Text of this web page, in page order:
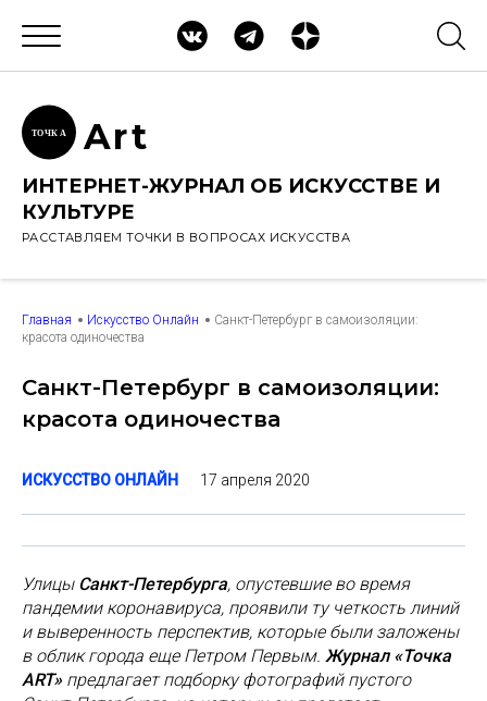
ТОЧК А Art
ИНТЕРНЕТ-ЖУРНАЛ ОБ ИСКУССТВЕ И
КУЛЬТУРЕ
РАССТАВЛЯЕМ ТОЧКИ В ВОПРОСАХ ИСКУССТВА
Главная Искусство Онлайн
Санкт-Петербург в самоизоляции:
красота одиночества
Санкт-Петербург в самоизоляции:
красота одиночества
ИСКУССТВО ОНЛАЙН 17 апреля 2020
Улицы Санкт-Петербурга, опустевшие во время
пандемии коронавируса, проявили ту четкость линий
и выверенность перспектив, которые были заложены
в облик города еще Петром Первым. Журнал «Точка
ART»предлагает подборку фотографий пустого